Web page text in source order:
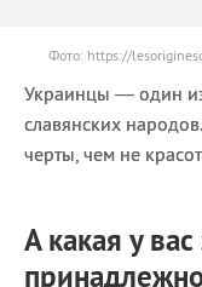
Фото: https://
Украинцы — один
славянских
черты, чем не
А какая у